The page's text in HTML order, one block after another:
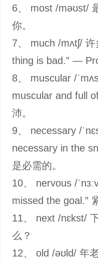
6、 most /məʊst/
你。
7、 much /mʌtʃ/
thing is bad.” —
8、 muscular /
muscular and full
沛。
9、 necessary /
necessary in the
是必需的。
10、 nervous /
missed the goal.”
11、 next /nɛkst/
么？
12、 old /əʊld/ 年